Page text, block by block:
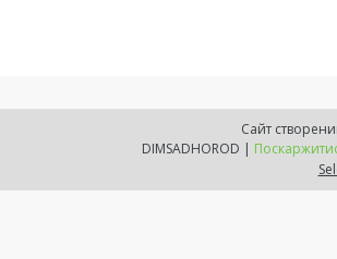
Сайт
DIMSADHOROD |